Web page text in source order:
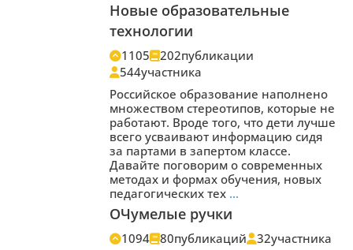
Новые образовательные
технологии
1105 202публикации
544участника
Российское образование наполнено
множеством стереотипов, которые не
работают. Вроде того, что дети лучше
всего усваивают информацию сидя
за партами в запертом классе.
Давайте поговорим о современных
методах и формах обучения, новых
педагогических тех …
ОЧумелые ручки
1094 80публикаций 32участника